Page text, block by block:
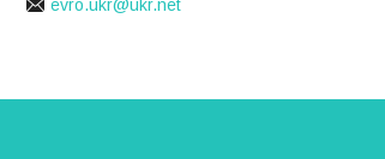
evro.ukr@ukr.net